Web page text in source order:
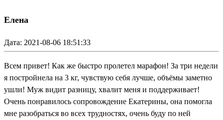
Елена
Дата: 2021-08-06 18:51:33
Всем привет! Как же быстро пролетел марафон! За три недели
я постройнела на 3 кг, чувствую себя лучше, объёмы заметно
ушли! Муж видит разницу, хвалит меня и поддерживает!
Очень понравилось сопровождение Екатерины, она помогла
мне разобраться во всех трудностях, очень буду по ней